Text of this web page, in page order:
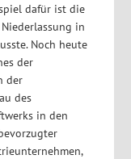
dafür ist die
in
Noch heute
der
der
des
in den